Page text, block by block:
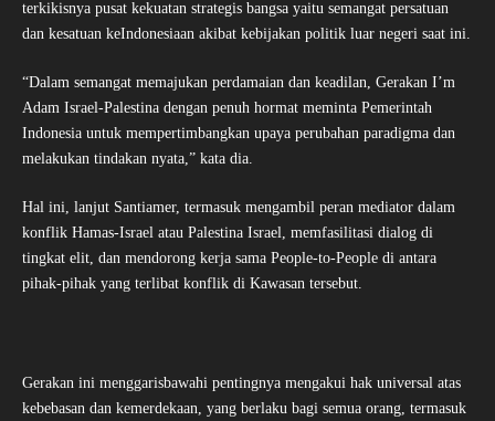
terkikisnya pusat kekuatan strategis bangsa yaitu semangat persatuan
dan kesatuan keIndonesiaan akibat kebijakan politik luar negeri saat ini.
“Dalam semangat memajukan perdamaian dan keadilan, Gerakan I’m
Adam Israel-Palestina dengan penuh hormat meminta Pemerintah
Indonesia untuk mempertimbangkan upaya perubahan paradigma dan
melakukan tindakan nyata,” kata dia.
Hal ini, lanjut Santiamer, termasuk mengambil peran mediator dalam
konflik Hamas-Israel atau Palestina Israel, memfasilitasi dialog di
tingkat elit, dan mendorong kerja sama People-to-People di antara
pihak-pihak yang terlibat konflik di Kawasan tersebut.
Gerakan ini menggarisbawahi pentingnya mengakui hak universal atas
kebebasan dan kemerdekaan, yang berlaku bagi semua orang, termasuk